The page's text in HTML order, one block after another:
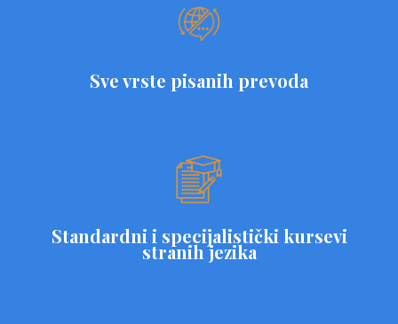
Sve vrste pisanih prevoda
Standardni i specijalistički kursevi
stranih jezika